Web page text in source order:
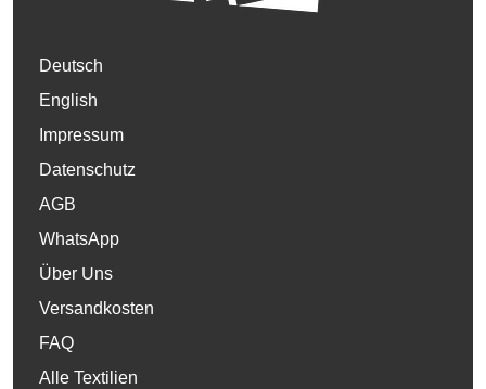
Deutsch
English
Impressum
Datenschutz
AGB
WhatsApp
Über Uns
Versandkosten
FAQ
Alle Textilien